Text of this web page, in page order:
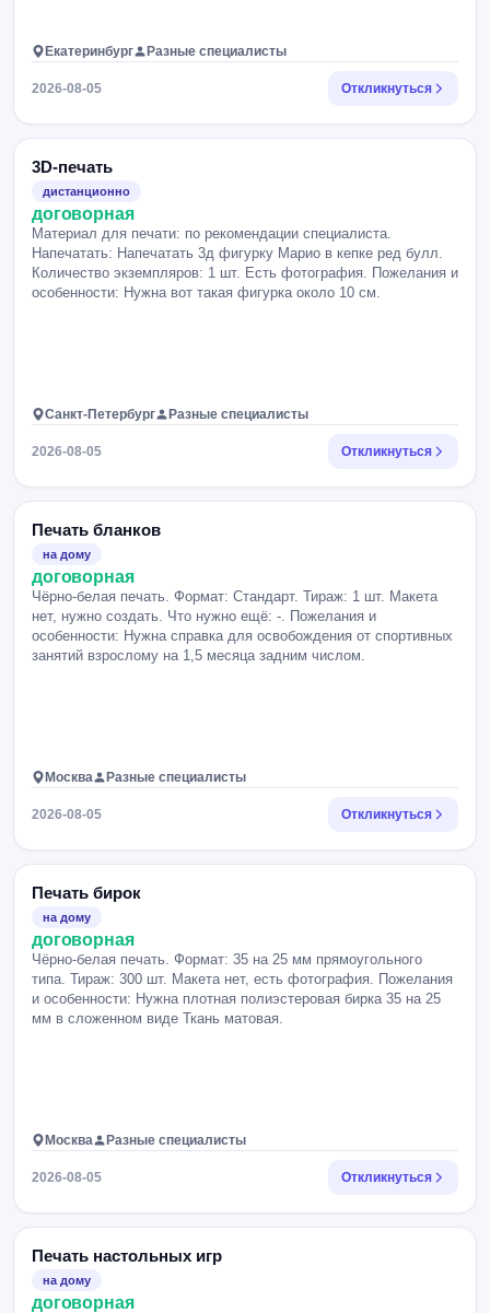
Екатеринбург Разные специалисты
2026-08-05 Откликнуться
3D-печать
дистанционно
договорная
Материал для печати: по рекомендации специалиста.
Напечатать: Напечатать 3д фигурку Марио в кепке ред булл.
Количество экземпляров: 1 шт. Есть фотография. Пожелания и
особенности: Нужна вот такая фигурка около 10 см.
Санкт-Петербург Разные специалисты
2026-08-05 Откликнуться
Печать бланков
на дому
договорная
Чёрно-белая печать. Формат: Стандарт. Тираж: 1 шт. Макета
нет, нужно создать. Что нужно ещё: -. Пожелания и
особенности: Нужна справка для освобождения от спортивных
занятий взрослому на 1,5 месяца задним числом.
Москва Разные специалисты
2026-08-05 Откликнуться
Печать бирок
на дому
договорная
Чёрно-белая печать. Формат: 35 на 25 мм прямоугольного
типа. Тираж: 300 шт. Макета нет, есть фотография. Пожелания
и особенности: Нужна плотная полиэстеровая бирка 35 на 25
мм в сложенном виде Ткань матовая.
Москва Разные специалисты
2026-08-05 Откликнуться
Печать настольных игр
на дому
договорная